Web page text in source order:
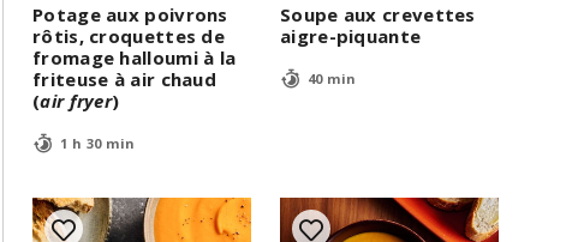
Potage aux poivrons
rôtis, croquettes de
fromage halloumi à la
friteuse à air chaud
(air fryer)
1 h 30 min
Soupe aux crevettes
aigre-piquante
40 min